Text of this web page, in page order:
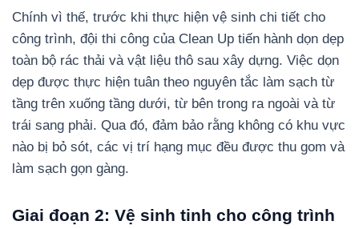
Chính vì thế, trước khi thực hiện vệ sinh chi tiết cho
công trình, đội thi công của Clean Up tiến hành dọn dẹp
toàn bộ rác thải và vật liệu thô sau xây dựng. Việc dọn
dẹp được thực hiện tuân theo nguyên tắc làm sạch từ
tầng trên xuống tầng dưới, từ bên trong ra ngoài và từ
trái sang phải. Qua đó, đảm bảo rằng không có khu vực
nào bị bỏ sót, các vị trí hạng mục đều được thu gom và
làm sạch gọn gàng.
Giai đoạn 2: Vệ sinh tinh cho công trình